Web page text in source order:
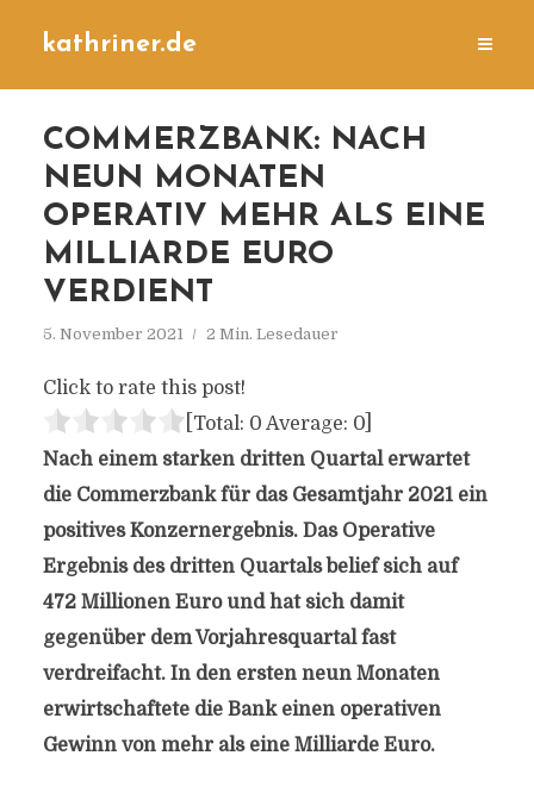
kathriner.de
COMMERZBANK: NACH
NEUN MONATEN
OPERATIV MEHR ALS EINE
MILLIARDE EURO
VERDIENT
5. November 2021 2 Min. Lesedauer
Click to rate this post!
[Total: 0 Average: 0]
Nach einem starken dritten Quartal erwartet
die Commerzbank für das Gesamtjahr 2021 ein
positives Konzernergebnis. Das Operative
Ergebnis des dritten Quartals belief sich auf
472 Millionen Euro und hat sich damit
gegenüber dem Vorjahresquartal fast
verdreifacht. In den ersten neun Monaten
erwirtschaftete die Bank einen operativen
Gewinn von mehr als eine Milliarde Euro.